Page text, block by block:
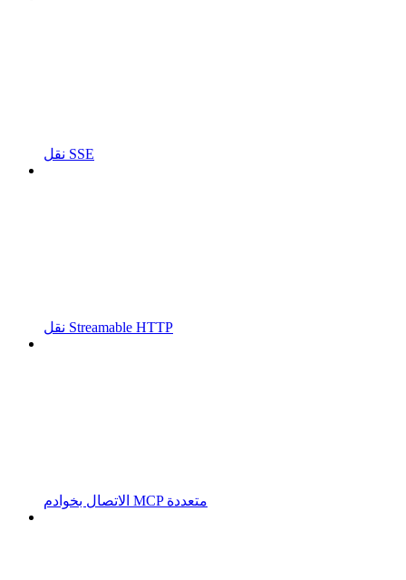
نقل SSE
نقل Streamable HTTP
الاتصال بخوادم MCP متعددة